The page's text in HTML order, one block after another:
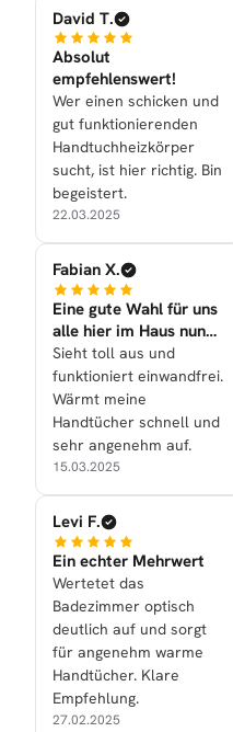
David T.
Absolut
empfehlenswert!
Wer einen schicken und
gut funktionierenden
Handtuchheizkörper
sucht, ist hier richtig. Bin
begeistert.
22.03.2025
Fabian X.
Eine gute Wahl für uns
alle hier im Haus nun
mal getroffen
Sieht toll aus und
funktioniert einwandfrei.
Wärmt meine
Handtücher schnell und
sehr angenehm auf.
15.03.2025
Levi F.
Ein echter Mehrwert
Wertetet das
Badezimmer optisch
deutlich auf und sorgt
für angenehm warme
Handtücher. Klare
Empfehlung.
27.02.2025